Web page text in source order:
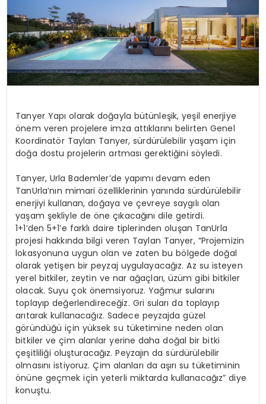
TEKNOLOJI
YAŞAM
Tanyer Yapı olarak doğayla bütünleşik, yeşil enerjiye
önem veren projelere imza attıklarını belirten Genel
Koordinatör Taylan Tanyer, sürdürülebilir yaşam için
doğa dostu projelerin artması gerektiğini söyledi.
Tanyer, Urla Bademler’de yapımı devam eden
TanUrla’nın mimari özelliklerinin yanında sürdürülebilir
enerjiyi kullanan, doğaya ve çevreye saygılı olan
yaşam şekliyle de öne çıkacağını dile getirdi.
1+1’den 5+1’e farklı daire tiplerinden oluşan TanUrla
projesi hakkında bilgi veren Taylan Tanyer, “Projemizin
lokasyonuna uygun olan ve zaten bu bölgede doğal
olarak yetişen bir peyzaj uygulayacağız. Az su isteyen
yerel bitkiler, zeytin ve nar ağaçları, üzüm gibi bitkiler
olacak. Suyu çok önemsiyoruz. Yağmur sularını
toplayıp değerlendireceğiz. Gri suları da toplayıp
arıtarak kullanacağız. Sadece peyzajda güzel
göründüğü için yüksek su tüketimine neden olan
bitkiler ve çim alanlar yerine daha doğal bir bitki
çeşitliliği oluşturacağız. Peyzajın da sürdürülebilir
olmasını istiyoruz. Çim alanları da aşırı su tüketiminin
önüne geçmek için yeterli miktarda kullanacağız” diye
konuştu.